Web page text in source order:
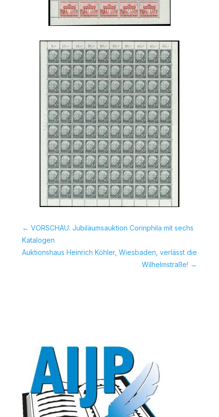
← VORSCHAU: Jubiläumsauktion Corinphila mit sechs
Katalogen
Auktionshaus Heinrich Köhler, Wiesbaden, verlässt die
Wilhelmstraße! →